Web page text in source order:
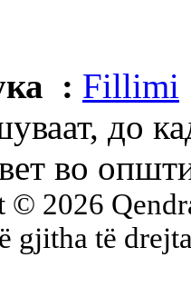
: Fillimi
до
во
2026
gjitha të